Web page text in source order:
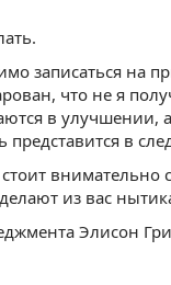
записаться на
что не я
в улучшении,
представится в
из вас
Элисон